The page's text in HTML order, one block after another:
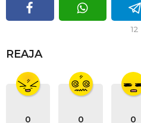
12
REAJA
0 0 0